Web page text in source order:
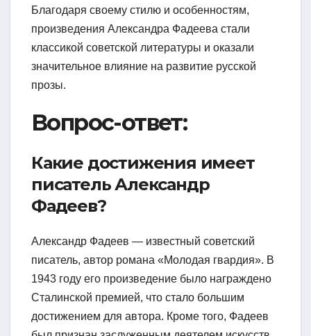
Благодаря своему стилю и особенностям,
произведения Александра Фадеева стали
классикой советской литературы и оказали
значительное влияние на развитие русской
прозы.
Вопрос-ответ:
Какие достижения имеет
писатель Александр
Фадеев?
Александр Фадеев — известный советский
писатель, автор романа «Молодая гвардия». В
1943 году его произведение было награждено
Сталинской премией, что стало большим
достижением для автора. Кроме того, Фадеев